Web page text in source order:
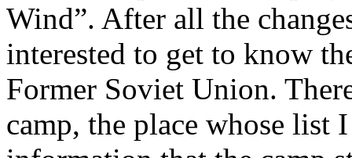
Wind”. After all the
interested to get to know
Former Soviet Union.
camp, the place whose list